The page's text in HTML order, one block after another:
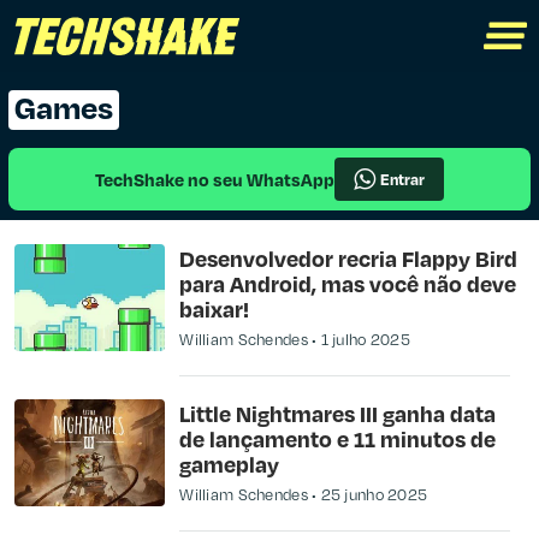
Games
TechShake no seu WhatsApp Entrar
Desenvolvedor recria Flappy Bird
para Android, mas você não deve
baixar!
William Schendes 1 julho 2025
Little Nightmares III ganha data
de lançamento e 11 minutos de
gameplay
William Schendes 25 junho 2025